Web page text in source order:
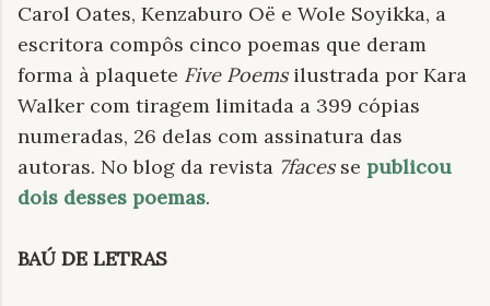
Carol Oates, Kenzaburo Oë e Wole Soyikka, a
escritora compôs cinco poemas que deram
forma à plaquete Five Poemsilustrada por Kara
Walker com tiragem limitada a 399 cópias
numeradas, 26 delas com assinatura das
autoras. No blog da revista 7facesse publicou
dois desses poemas.
BAÚ DE LETRAS